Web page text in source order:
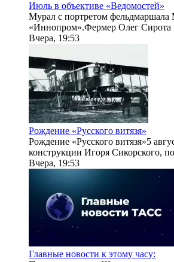
Июль в объективе «Ведомостей»
Мурал с портретом
«Иннопром».Фермер Олег Сирота
Вчера, 19:53
Рождение «Русского витязя»
Рождение «Русского витязя»5
конструкции Игоря Сикорского,
Вчера, 19:53
Главные новости к этому часу: